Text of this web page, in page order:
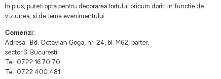
In plus, puteti opta pentru decorarea tortului oricum doriti in functie de
viziunea, si de tema evenimentului.
Comenzi:
Adresa: Bd. Octavian Goga, nr. 24, bl. M62, parter,
sector 3, Bucuresti.
Tel: 0722.16.70.70
Tel: 0722.400.481